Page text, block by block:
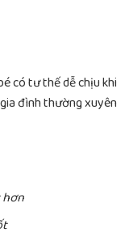
có tư thế dễ chịu khi
đình thường xuyên